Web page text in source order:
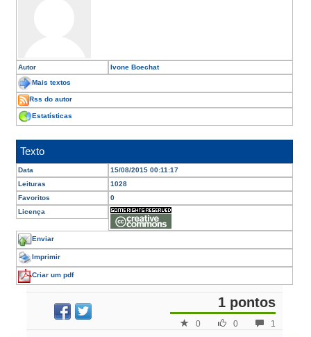
Autor Ivone Boechat
Mais textos
Rss do autor
Estatísticas
Texto
Data
15/08/2015 00:11:17
Leituras
1028
Favoritos
0
Licença
Enviar
Imprimir
Criar um pdf
1 pontos
1
0
0